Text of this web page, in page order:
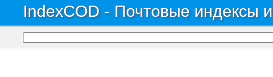
IndexCOD - Почтовые индексы